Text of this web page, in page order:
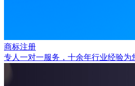
商标注册
专人一对一服务，十余年行业经验为